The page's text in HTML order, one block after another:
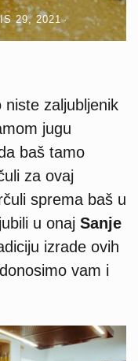
29, 2021
niste zaljubljenik
jugu
baš tamo
za ovaj
sprema baš u
u onaj Sanje
izrade ovih
vam i